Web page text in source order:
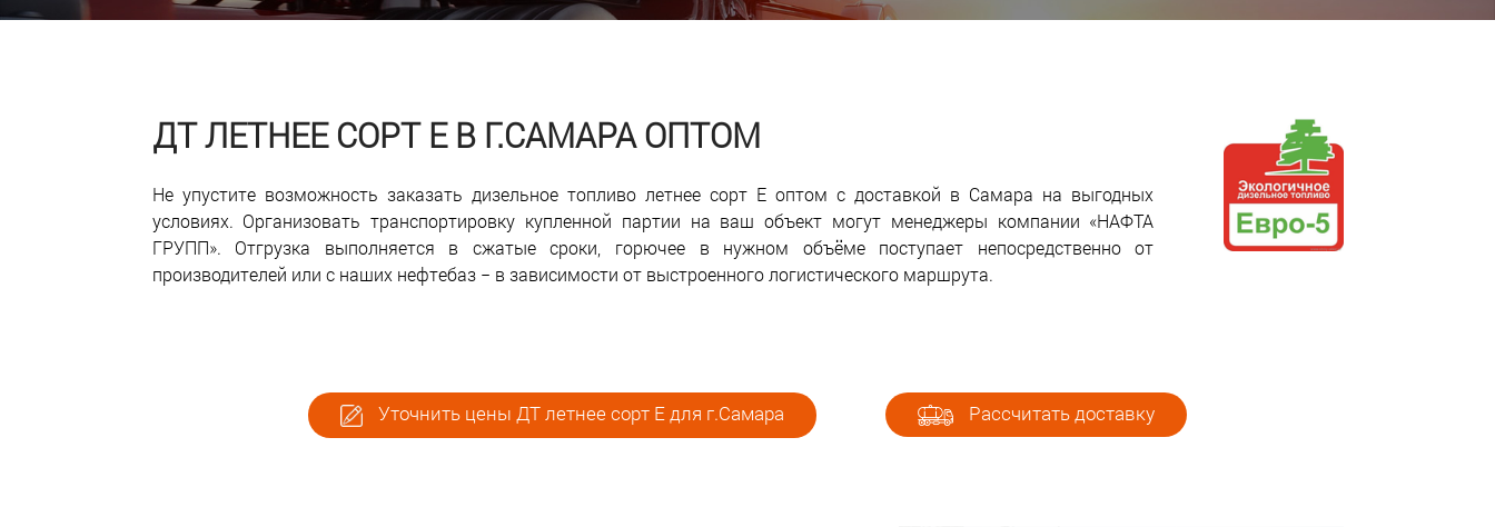
ДТ ЛЕТНЕЕ СОРТ Е В Г.САМАРА ОПТОМ
Не упустите возможность заказать дизельное топливо летнее сорт Е оптом с доставкой в Самара на выгодных
условиях. Организовать транспортировку купленной партии на ваш объект могут менеджеры компании «НАФТА
ГРУПП». Отгрузка выполняется в сжатые сроки, горючее в нужном объёме поступает непосредственно от
производителей или с наших нефтебаз − в зависимости от выстроенного логистического маршрута.
Уточнить цены ДТ летнее сорт Е для г.Самара Рассчитать доставку